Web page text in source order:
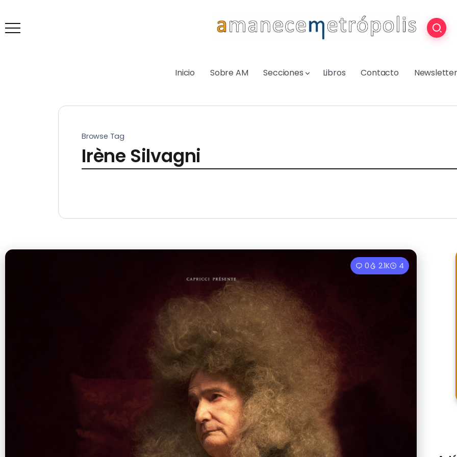
Inicio Sobre AM Secciones Libros Contacto Newsletter
Browse Tag
Irène Silvagni
0 2.1K 4